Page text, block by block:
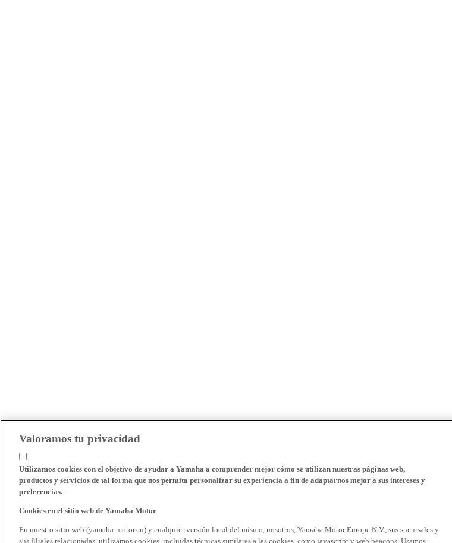
Valoramos tu privacidad
Utilizamos cookies con el objetivo de ayudar a Yamaha a comprender mejor cómo se utilizan nuestras páginas web,
productos y servicios de tal forma que nos permita personalizar su experiencia a fin de adaptarnos mejor a sus intereses y
preferencias.
Cookies en el sitio web de Yamaha Motor
En nuestro sitio web (yamaha-motor.eu) y cualquier versión local del mismo, nosotros, Yamaha Motor Europe N.V., sus sucursales y
sus filiales relacionadas, utilizamos cookies, incluidas técnicas similares a las cookies, como javascript y web beacons. Usamos